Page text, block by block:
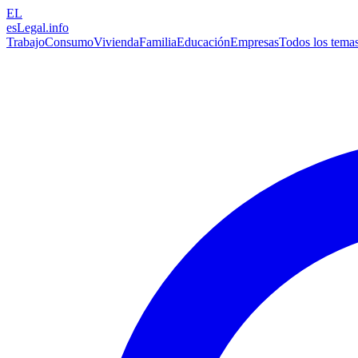
EL
esLegal.info
TrabajoConsumoViviendaFamiliaEducaciónEmpresasTodos los